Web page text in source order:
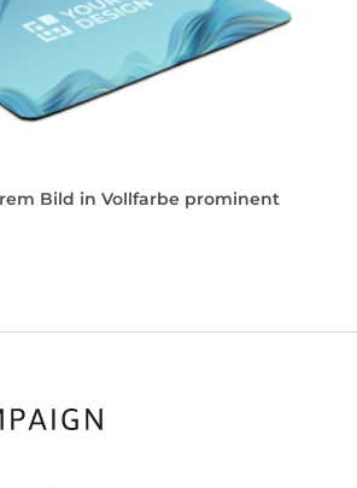
Bild in Vollfarbe prominent